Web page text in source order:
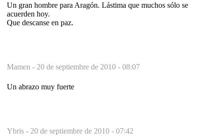
Un gran hombre para Aragón. Lástima que muchos sólo se
acuerden hoy.
Que descanse en paz.
Mamen - 20 de septiembre de 2010 - 08:07
Un abrazo muy fuerte
Ybris - 20 de septiembre de 2010 - 07:42